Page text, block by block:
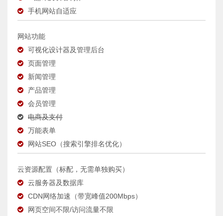
手机网站自适应
网站功能
可视化设计器及管理后台
页面管理
新闻管理
产品管理
会员管理
电商及支付
万能表单
网站SEO（搜索引擎排名优化）
云资源配置（标配，无需单独购买）
云服务器及数据库
CDN网络加速（带宽峰值200Mbps）
网页空间不限/访问流量不限